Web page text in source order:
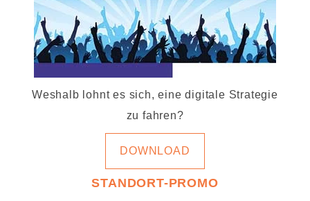
Weshalb lohnt es sich, eine digitale Strategie
zu fahren?
DOWNLOAD
STANDORT-PROMO